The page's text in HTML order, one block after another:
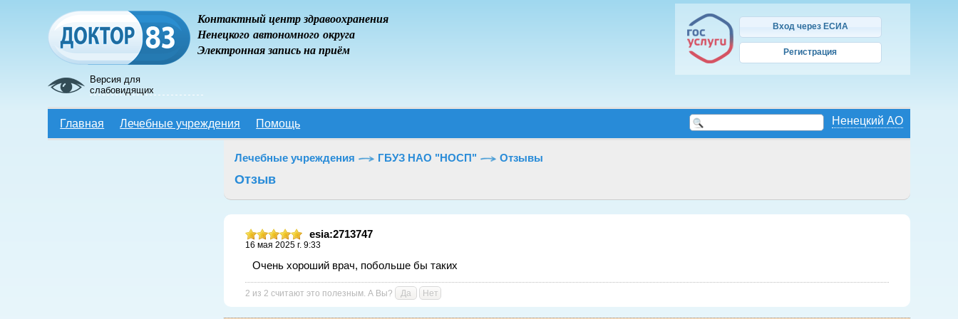
Версия для
слабовидящих
Контактный центр здравоохранения
Ненецкого автономного округа
Электронная запись на приём
Вход через ЕСИА
Регистрация
Ненецкий АО
Главная Лечебные учреждения Помощь
Лечебные учреждения ГБУЗ НАО "НОСП" Отзывы
Отзыв
esia:2713747
16 мая 2025 г. 9:33
Очень хороший врач, побольше бы таких
2 из 2 считают это полезным. А Вы? Да Нет